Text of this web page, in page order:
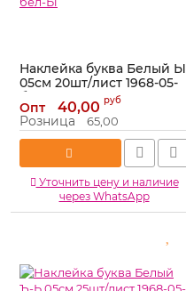
Наклейка буква Белый Ы
05см 20шт/лист 1968-05-
бел-Ы
Артикул: 1968-05-бел-Ы
Опт 40,00 руб
Розница 65,00
Уточнить цену и наличие
через WhatsApp